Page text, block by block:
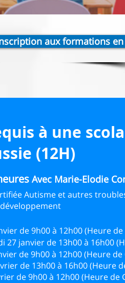
aux formations
à une
(12H)
Avec Marie-Elodie
Autisme et autres
développement
de 9h00 à 12h00 (Heure
janvier de 13h00 à 16h00
de 9h00 à 12h00 (Heure de
de 13h00 à 16h00 (Heure
de 9h00 à 12h00 (Heure de